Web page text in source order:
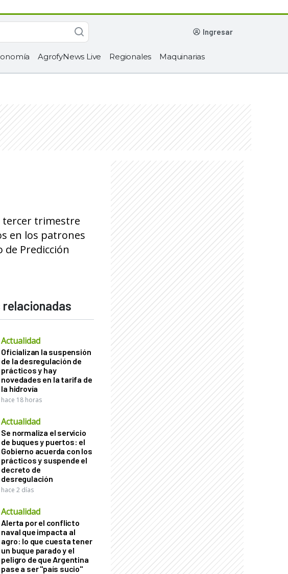
ingresar
AgrofyNews Live Regionales Maquinarias
tercer trimestre
en los patrones
de Predicción
Actualidad
Oficializan la suspensión
de la desregulación de
prácticos y hay
novedades en la tarifa de
la hidrovía
hace 18 horas
Actualidad
Se normaliza el servicio
de buques y puertos: el
Gobierno acuerda con los
prácticos y suspende el
decreto de
desregulación
hace 2 días
Actualidad
Alerta por el conflicto
naval que impacta al
agro: lo que cuesta tener
un buque parado y el
peligro de que Argentina
pase a ser "país sucio"